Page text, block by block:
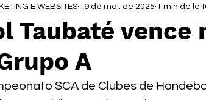
Feminino Atletismo EC
Taubaté Fut7
Taubaté vence
A
E WEBSITES 19 de mai. de 2025 1 min de
SCA de Clubes de